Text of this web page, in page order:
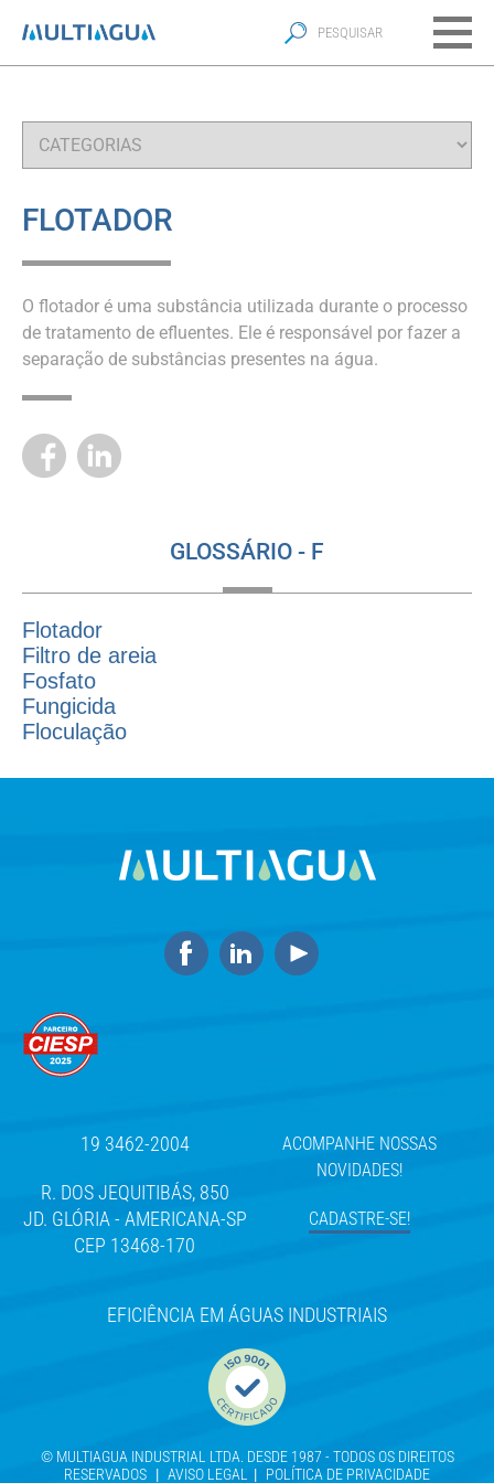
FLOTADOR
O flotador é uma substância utilizada durante o processo
de tratamento de efluentes. Ele é responsável por fazer a
separação de substâncias presentes na água.
GLOSSÁRIO - F
Flotador
Filtro de areia
Fosfato
Fungicida
Floculação
19 3462-2004
R. DOS JEQUITIBÁS, 850
JD. GLÓRIA - AMERICANA-SP
CEP 13468-170
ACOMPANHE NOSSAS
NOVIDADES!
CADASTRE-SE!
EFICIÊNCIA EM ÁGUAS INDUSTRIAIS
© MULTIAGUA INDUSTRIAL LTDA. DESDE 1987 - TODOS OS DIREITOS
RESERVADOS | AVISO LEGAL | POLÍTICA DE PRIVACIDADE